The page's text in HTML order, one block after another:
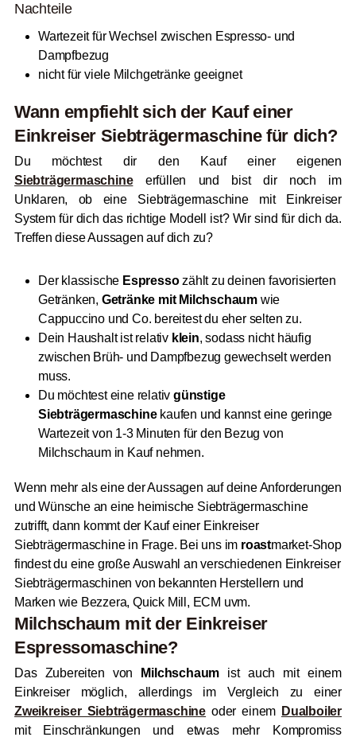
Nachteile
Wartezeit für Wechsel zwischen Espresso- und
Dampfbezug
nicht für viele Milchgetränke geeignet
Wann empfiehlt sich der Kauf einer
Einkreiser Siebträgermaschine für dich?
Du möchtest dir den Kauf einer eigenen
Siebträgermaschineerfüllen und bist dir noch im
Unklaren, ob eine Siebträgermaschine mit Einkreiser
System für dich das richtige Modell ist? Wir sind für dich da.
Treffen diese Aussagen auf dich zu?
Der klassische Espressozählt zu deinen favorisierten
Getränken, Getränke mit Milchschaum wie
Cappuccino und Co. bereitest du eher selten zu.
Dein Haushalt ist relativ klein, sodass nicht häufig
zwischen Brüh- und Dampfbezug gewechselt werden
muss.
Du möchtest eine relativ günstige
Siebträgermaschinekaufen und kannst eine geringe
Wartezeit von 1-3 Minuten für den Bezug von
Milchschaum in Kauf nehmen.
Wenn mehr als eine der Aussagen auf deine Anforderungen
und Wünsche an eine heimische Siebträgermaschine
zutrifft, dann kommt der Kauf einer Einkreiser
Siebträgermaschine in Frage. Bei uns im roastmarket-Shop
findest du eine große Auswahl an verschiedenen Einkreiser
Siebträgermaschinen von bekannten Herstellern und
Marken wie Bezzera, Quick Mill, ECM uvm.
Milchschaum mit der Einkreiser
Espressomaschine?
Das Zubereiten von Milchschaum ist auch mit einem
Einkreiser möglich, allerdings im Vergleich zu einer
Zweikreiser Siebträgermaschine oder einem Dualboiler
mit Einschränkungen und etwas mehr Kompromiss